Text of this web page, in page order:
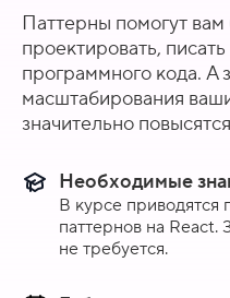
Паттерны помогут
проектировать,
программного кода. А
масштабирования
значительно
Необходимые
В курсе
паттернов на
не требуется.